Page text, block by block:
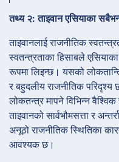
तथ्य २: ताइवान एसियाका
ताइवानलाई राजनीतिक
स्वतन्त्रताका हिसाबले
रूपमा लिइन्छ। यसको
र बहुदलीय राजनीतिक
लोकतन्त्र मापने विभिन्न
ताइवानको सार्वभौमसत्ता र
अनूठो राजनीतिक स्थितिका
आवश्यक छ।